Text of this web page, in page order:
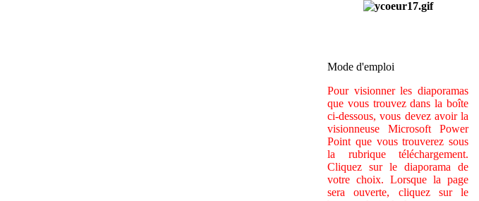
Mode d'emploi
Pour visionner les diaporamas
que vous trouvez dans la boîte
ci-dessous, vous devez avoir la
visionneuse Microsoft Power
Point que vous trouverez sous
la rubrique téléchargement.
Cliquez sur le diaporama de
votre choix. Lorsque la page
sera ouverte, cliquez sur le